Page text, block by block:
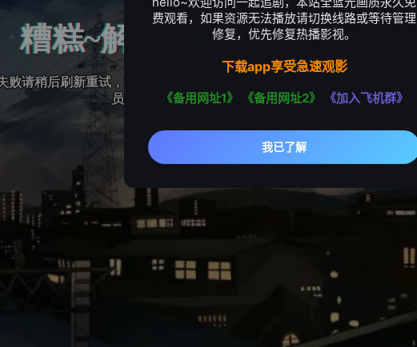
费观看，如果资源无法播放请切换线路或等待管理
修复，优先修复热播影视。
下载app享受急速观影
《备用网址1》 《备用网址2》 《加入飞机群》